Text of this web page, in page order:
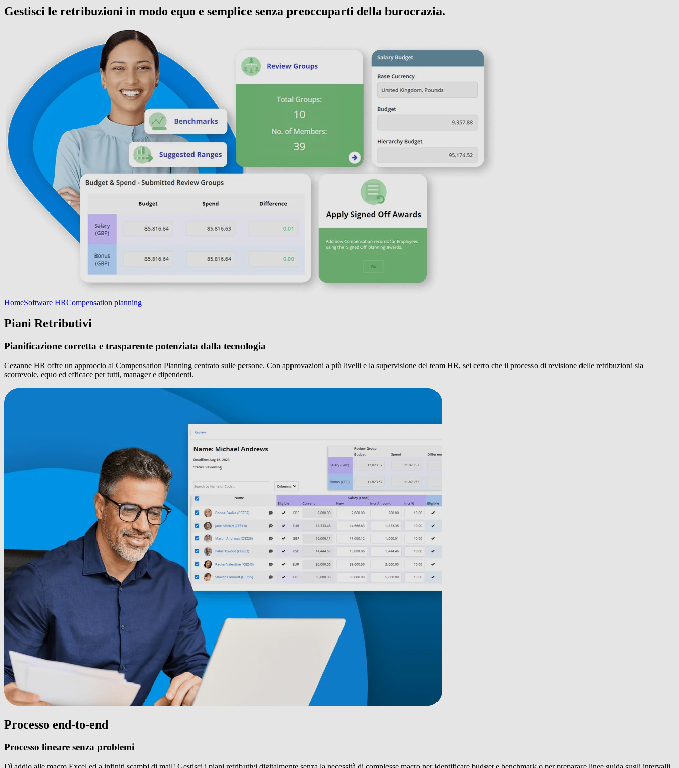
Gestisci le retribuzioni in modo equo e semplice senza preoccuparti della burocrazia.
HomeSoftware HRCompensation planning
Piani Retributivi
Pianificazione corretta e trasparente potenziata dalla tecnologia
Cezanne HR offre un approccio al Compensation Planning centrato sulle persone. Con approvazioni a più livelli e la supervisione del team HR, sei certo che il processo di revisione delle retribuzioni sia
scorrevole, equo ed efficace per tutti, manager e dipendenti.
Processo end-to-end
Processo lineare senza problemi